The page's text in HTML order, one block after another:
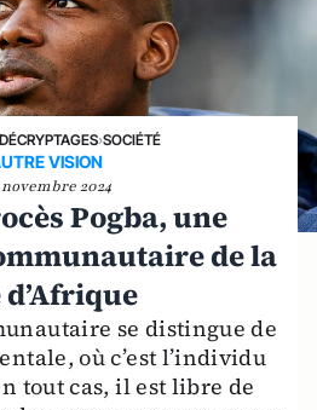
›SOCIÉTÉ
VISION
2024
Pogba, une
de la
se distingue de
où c’est l’individu
tout cas, il est libre de